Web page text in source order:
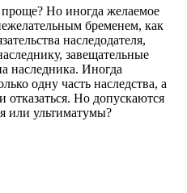
Но иногда желаемое
бременем, как
наследодателя,
завещательные
наследника. Иногда
одну часть наследства, а
отказаться. Но допускаются
или ультиматумы?